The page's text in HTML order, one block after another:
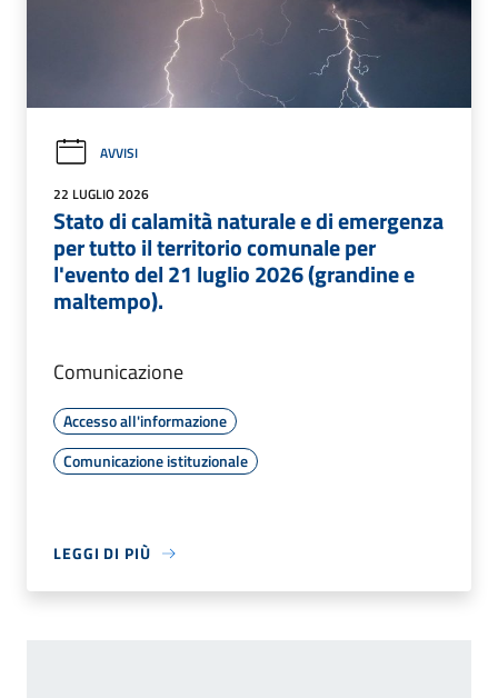
AVVISI
22 LUGLIO 2026
Stato di calamità naturale e di emergenza
per tutto il territorio comunale per
l'evento del 21 luglio 2026 (grandine e
maltempo).
Comunicazione
Accesso all'informazione
Comunicazione istituzionale
LEGGI DI PIÙ